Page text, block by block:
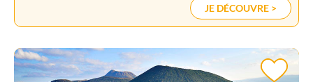
JE DÉCOUVRE >